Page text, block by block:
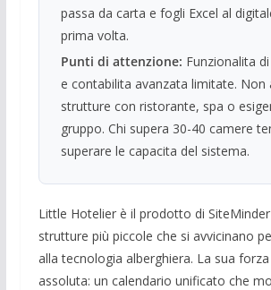
passa da carta e fogli Excel al
prima volta.
Punti di attenzione: Funzionalita
e contabilita avanzata limitate. Non
strutture con ristorante, spa o
gruppo. Chi supera 30-40 camere
superare le capacita del sistema.
Little Hotelier è il prodotto di
strutture più piccole che si avvicinano
alla tecnologia alberghiera. La sua
assoluta: un calendario unificato che